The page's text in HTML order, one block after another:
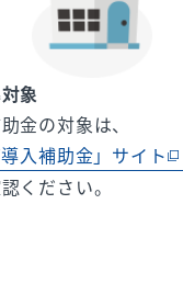
象
金の対象は、
入補助金」サイト
ください。